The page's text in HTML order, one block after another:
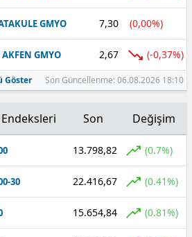
GMYO 7,30 (0,00%)
AKFEN GMYO 2,67 (-0,37%)
Göster Son Güncellenme: 06.08.2026 18:10
Son Değişim
13.798,82 (0.7%)
30 22.416,67 (0.41%)
15.654,84 (0.81%)